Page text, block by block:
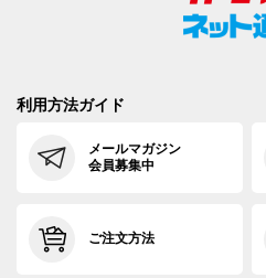
利用方法ガイド
メールマガジン
会員募集中
ご注文方法